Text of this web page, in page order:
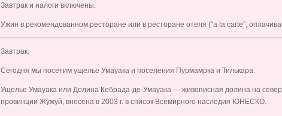
Завтрак и налоги включены.
Ужин в рекомендованном ресторане или в ресторане отеля ("a la carte”,
Завтрак.
Сегодня мы посетим ущелье Умауака и поселения Пурмамрка и Тилькара.
Ущелье Умауака или Долина Кебрада-де-Умауака — живописная долина на
провинции Жужуй, внесена в 2003 г. в список Всемирного наследия ЮНЕСКО.